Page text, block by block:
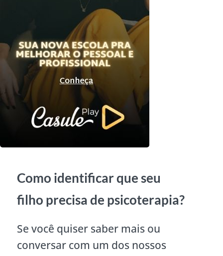
Como identificar que seu
filho precisa de psicoterapia?
Se você quiser saber mais ou
conversar com um dos nossos